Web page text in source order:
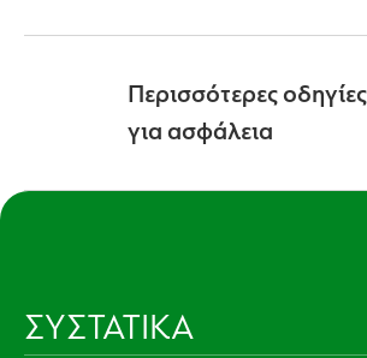
Περισσότερες οδηγίες
για ασφάλεια
ΣΥΣΤΑΤΙΚΑ